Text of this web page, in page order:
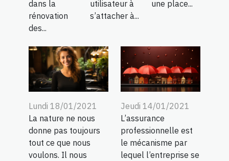
dans la
rénovation
des...
utilisateur à
s’attacher à...
une place...
Lundi 18/01/2021
La nature ne nous
donne pas toujours
tout ce que nous
voulons. Il nous
Jeudi 14/01/2021
L’assurance
professionnelle est
le mécanisme par
lequel l’entreprise se